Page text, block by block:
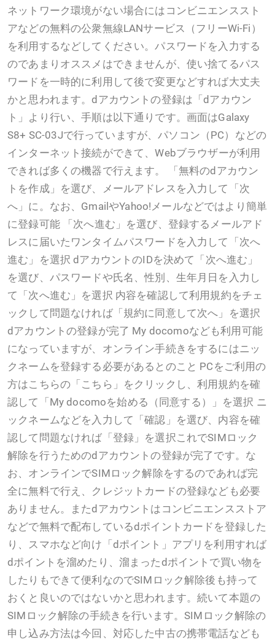
ネットワーク環境がない場合にはコンビニエンススト
アなどの無料の公衆無線LANサービス（フリーWi-Fi）
を利用するなどしてください。パスワードを入力する
のであまりオススメはできませんが、使い捨てるパス
ワードを一時的に利用して後で変更などすれば大丈夫
かと思われます。dアカウントの登録は「dアカウン
ト」より行い、手順は以下通りです。画面はGalaxy
S8+ SC-03Jで行っていますが、パソコン（PC）などの
インターネット接続ができて、Webブラウザーが利用
できれば多くの機器で行えます。 「無料のdアカウン
トを作成」を選び、メールアドレスを入力して「次
へ」に。なお、GmailやYahoo!メールなどではより簡単
に登録可能 「次へ進む」を選び、登録するメールアド
レスに届いたワンタイムパスワードを入力して「次へ
進む」を選択 dアカウントのIDを決めて「次へ進む」
を選び、パスワードや氏名、性別、生年月日を入力し
て「次へ進む」を選択 内容を確認して利用規約をチェ
ックして問題なければ「規約に同意して次へ」を選択
dアカウントの登録が完了 My docomoなども利用可能
になっていますが、オンライン手続きをするにはニッ
クネームを登録する必要があるとのこと PCをご利用の
方はこちらの「こちら」をクリックし、利用規約を確
認して「My docomoを始める（同意する）」を選択 ニ
ックネームなどを入力して「確認」を選び、内容を確
認して問題なければ「登録」を選択これでSIMロック
解除を行うためのdアカウントの登録が完了です。な
お、オンラインでSIMロック解除をするのであれば完
全に無料で行え、クレジットカードの登録なども必要
ありません。またdアカウントはコンビニエンスストア
などで無料で配布しているdポイントカードを登録した
り、スマホなど向け「dポイント」アプリを利用すれば
dポイントを溜めたり、溜まったdポイントで買い物を
したりもできて便利なのでSIMロック解除後も持って
おくと良いのではないかと思われます。続いて本題の
SIMロック解除の手続きを行います。SIMロック解除の
申し込み方法は今回、対応した中古の携帯電話なども